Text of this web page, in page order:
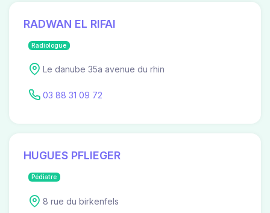
RADWAN EL RIFAI
Radiologue
Le danube 35a avenue du rhin
03 88 31 09 72
HUGUES PFLIEGER
Pédiatre
8 rue du birkenfels